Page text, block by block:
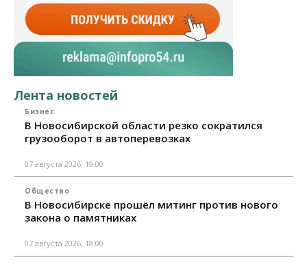
Лента новостей
Бизнес
В Новосибирской области резко сократился
грузооборот в автоперевозках
07 августа 2026, 19:00
Общество
В Новосибирске прошёл митинг против нового
закона о памятниках
07 августа 2026, 18:00